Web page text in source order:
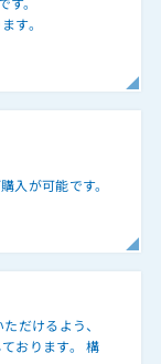
す。
入が可能です。
だけるよう、
おります。 構